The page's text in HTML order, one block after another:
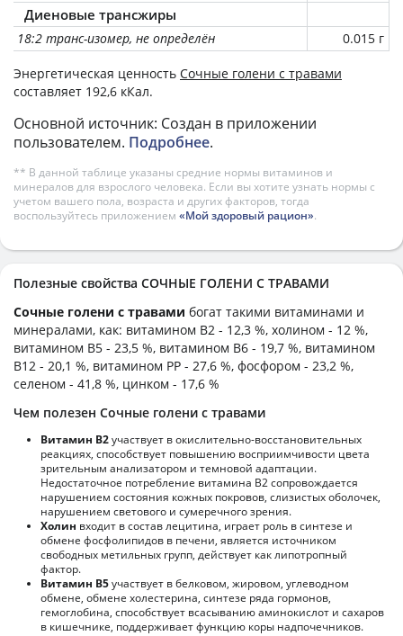
Диеновые трансжиры
18:2 транс-изомер, не определён 0.015 г
Энергетическая ценность Сочные голени с травами
составляет 192,6 кКал.
Основной источник: Создан в приложении
пользователем. Подробнее.
** В данной таблице указаны средние нормы витаминов и
минералов для взрослого человека. Если вы хотите узнать нормы с
учетом вашего пола, возраста и других факторов, тогда
воспользуйтесь приложением «Мой здоровый рацион».
Полезные свойства СОЧНЫЕ ГОЛЕНИ С ТРАВАМИ
Сочные голени с травами богат такими витаминами и
минералами, как: витамином B2 - 12,3 %, холином - 12 %,
витамином B5 - 23,5 %, витамином B6 - 19,7 %, витамином
B12 - 20,1 %, витамином PP - 27,6 %, фосфором - 23,2 %,
селеном - 41,8 %, цинком - 17,6 %
Чем полезен Сочные голени с травами
Витамин В2участвует в окислительно-восстановительных
реакциях, способствует повышению восприимчивости цвета
зрительным анализатором и темновой адаптации.
Недостаточное потребление витамина В2 сопровождается
нарушением состояния кожных покровов, слизистых оболочек,
нарушением светового и сумеречного зрения.
Холин входит в состав лецитина, играет роль в синтезе и
обмене фосфолипидов в печени, является источником
свободных метильных групп, действует как липотропный
фактор.
Витамин В5участвует в белковом, жировом, углеводном
обмене, обмене холестерина, синтезе ряда гормонов,
гемоглобина, способствует всасыванию аминокислот и сахаров
в кишечнике, поддерживает функцию коры надпочечников.